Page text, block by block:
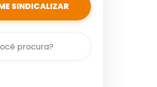
SINDICALIZAR